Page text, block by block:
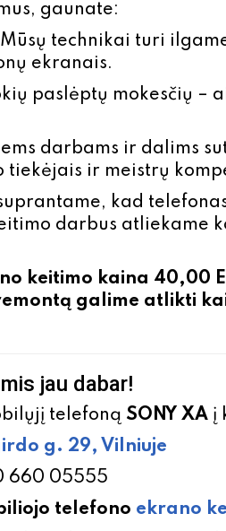
gaunate:
Mūsų technikai turi
ekranais.
paslėptų mokesčių –
darbams ir dalims
tiekėjais ir meistrų
kad
darbus atliekame
keitimo kaina 40,00
galime atlikti
jau dabar!
telefoną SONY XA į
g. 29, Vilniuje
660 05555
telefono ekrano